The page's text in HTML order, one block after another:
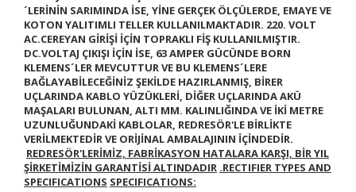
´LERİNİN SARIMINDA İSE, YİNE GERÇEK ÖLÇÜLERDE, EMAYE VE
KOTON YALITIMLI TELLER KULLANILMAKTADIR. 220. VOLT
AC.CEREYAN GİRİŞİ İÇİN TOPRAKLI FİŞ KULLANILMIŞTIR.
DC.VOLTAJ ÇIKIŞI İÇİN İSE, 63 AMPER GÜCÜNDE BORN
KLEMENS´LER MEVCUTTUR VE BU KLEMENS´LERE
BAĞLAYABİLECEĞİNİZ ŞEKİLDE HAZIRLANMIŞ, BİRER
UÇLARINDA KABLO YÜZÜKLERİ, DİĞER UÇLARINDA AKÜ
MAŞALARI BULUNAN, ALTI MM. KALINLIĞINDA VE İKİ METRE
UZUNLUĞUNDAKİ KABLOLAR, REDRESÖR'LE BİRLİKTE
VERİLMEKTEDİR VE ORİJİNAL AMBALAJININ İÇİNDEDİR.
REDRESÖR'LERİMİZ, FABRİKASYON HATALARA KARŞI, BİR YIL
ŞİRKETİMİZİN GARANTİSİ ALTINDADIR .RECTIFIER TYPES AND
SPECIFICATIONS SPECIFICATIONS: